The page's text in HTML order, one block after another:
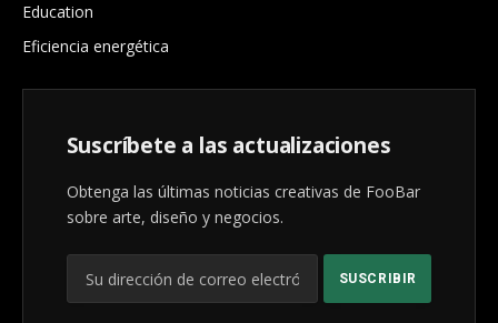
Education
Eficiencia energética
Suscríbete a las actualizaciones
Obtenga las últimas noticias creativas de FooBar
sobre arte, diseño y negocios.